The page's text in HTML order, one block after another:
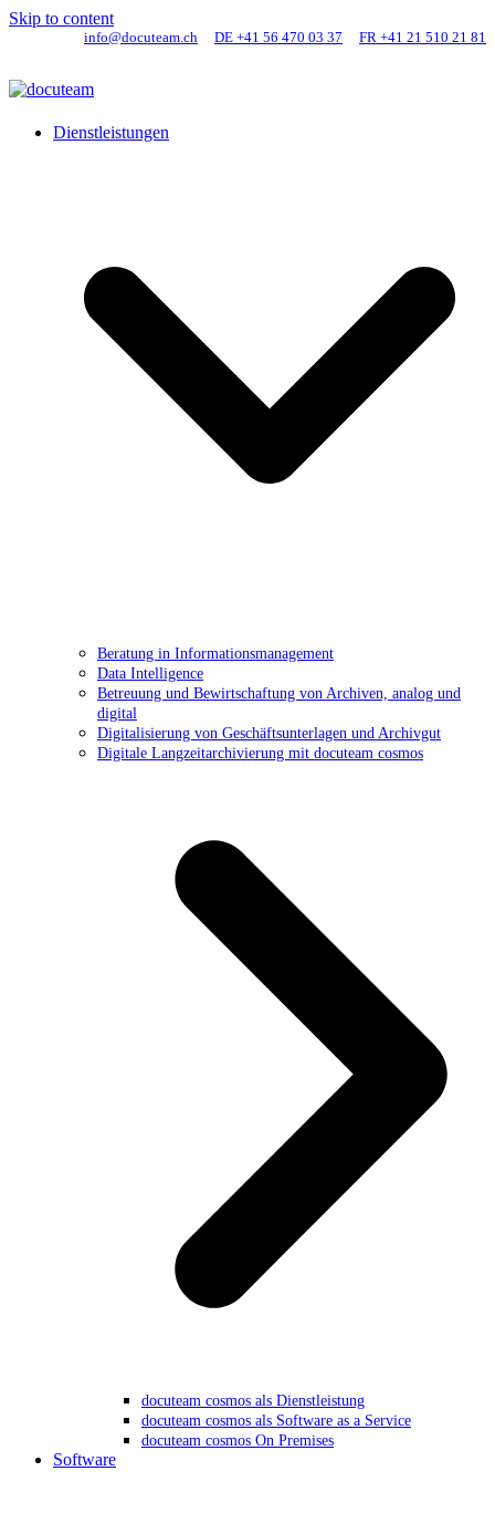
Skip to content
info@docuteam.ch DE +41 56 470 03 37 FR +41 21 510 21 81
Dienstleistungen
Beratung in Informationsmanagement
Data Intelligence
Betreuung und Bewirtschaftung von Archiven, analog und
digital
Digitalisierung von Geschäftsunterlagen und Archivgut
Digitale Langzeitarchivierung mit docuteam cosmos
docuteam cosmos als Dienstleistung
docuteam cosmos als Software as a Service
docuteam cosmos On Premises
Software